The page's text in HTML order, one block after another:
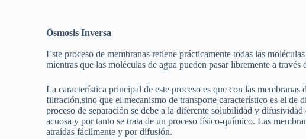
Ósmosis Inversa
Este proceso de membranas retiene prácticamente todas las
mientras que las moléculas de agua pueden pasar libremente a través
La característica principal de este proceso es que con las
filtración,sino que el mecanismo de transporte característico es el de
proceso de separación se debe a la diferente solubilidad y
acuosa y por tanto se trata de un proceso físico-químico. Las
atraídas fácilmente y por difusión.